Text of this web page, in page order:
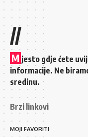
//
M jesto gdje ćete
informacije. Ne
sredinu.
Brzi linkovi
MOJI FAVORITI